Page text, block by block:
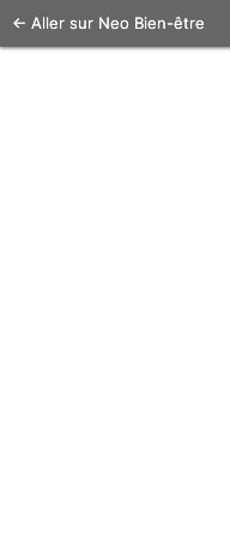
← Aller sur Neo Bien-être